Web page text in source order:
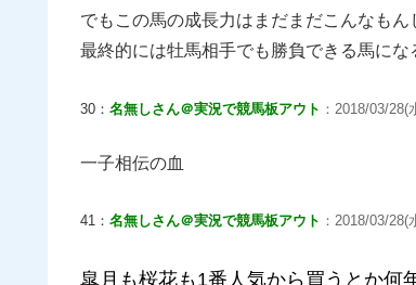
でもこの馬の成長力はまだまだこんなもん
最終的には牡馬相手でも勝負できる馬にな
30： 名無しさん＠実況で競馬板アウト ：2018/03/
一子相伝の血
41： 名無しさん＠実況で競馬板アウト ：2018/03/
皐月も桜花も1番人気から買うとか何